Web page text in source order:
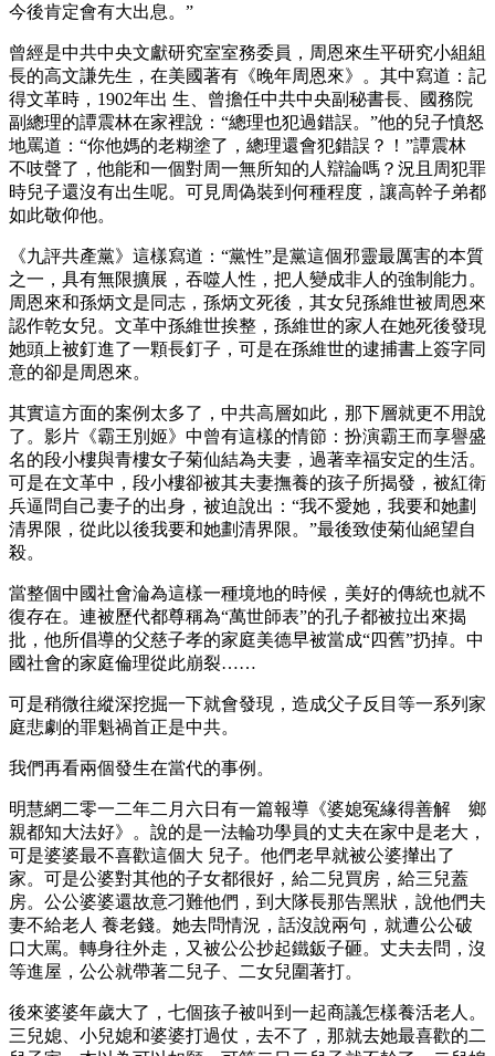
今後肯定會有大出息。”
曾經是中共中央文獻研究室室務委員，周恩來生平研究小組組
長的高文謙先生，在美國著有《晚年周恩來》。其中寫道：記
得文革時，1902年出 生、曾擔任中共中央副秘書長、國務院
副總理的譚震林在家裡說：“總理也犯過錯誤。”他的兒子憤怒
地罵道：“你他媽的老糊塗了，總理還會犯錯誤？！”譚震林
不吱聲了，他能和一個對周一無所知的人辯論嗎？況且周犯罪
時兒子還沒有出生呢。可見周偽裝到何種程度，讓高幹子弟都
如此敬仰他。
《九評共產黨》這樣寫道：“黨性”是黨這個邪靈最厲害的本質
之一，具有無限擴展，吞噬人性，把人變成非人的強制能力。
周恩來和孫炳文是同志，孫炳文死後，其女兒孫維世被周恩來
認作乾女兒。文革中孫維世挨整，孫維世的家人在她死後發現
她頭上被釘進了一顆長釘子，可是在孫維世的逮捕書上簽字同
意的卻是周恩來。
其實這方面的案例太多了，中共高層如此，那下層就更不用說
了。影片《霸王別姬》中曾有這樣的情節：扮演霸王而享譽盛
名的段小樓與青樓女子菊仙結為夫妻，過著幸福安定的生活。
可是在文革中，段小樓卻被其夫妻撫養的孩子所揭發，被紅衛
兵逼問自己妻子的出身，被迫說出：“我不愛她，我要和她劃
清界限，從此以後我要和她劃清界限。”最後致使菊仙絕望自
殺。
當整個中國社會淪為這樣一種境地的時候，美好的傳統也就不
復存在。連被歷代都尊稱為“萬世師表”的孔子都被拉出來揭
批，他所倡導的父慈子孝的家庭美德早被當成“四舊”扔掉。中
國社會的家庭倫理從此崩裂……
可是稍微往縱深挖掘一下就會發現，造成父子反目等一系列家
庭悲劇的罪魁禍首正是中共。
我們再看兩個發生在當代的事例。
明慧網二零一二年二月六日有一篇報導《婆媳冤緣得善解 鄉
親都知大法好》。說的是一法輪功學員的丈夫在家中是老大，
可是婆婆最不喜歡這個大 兒子。他們老早就被公婆攆出了
家。可是公婆對其他的子女都很好，給二兒買房，給三兒蓋
房。公公婆婆還故意刁難他們，到大隊長那告黑狀，說他們夫
妻不給老人 養老錢。她去問情況，話沒說兩句，就遭公公破
口大罵。轉身往外走，又被公公抄起鐵鈑子砸。丈夫去問，沒
等進屋，公公就帶著二兒子、二女兒圍著打。
後來婆婆年歲大了，七個孩子被叫到一起商議怎樣養活老人。
三兒媳、小兒媳和婆婆打過仗，去不了，那就去她最喜歡的二